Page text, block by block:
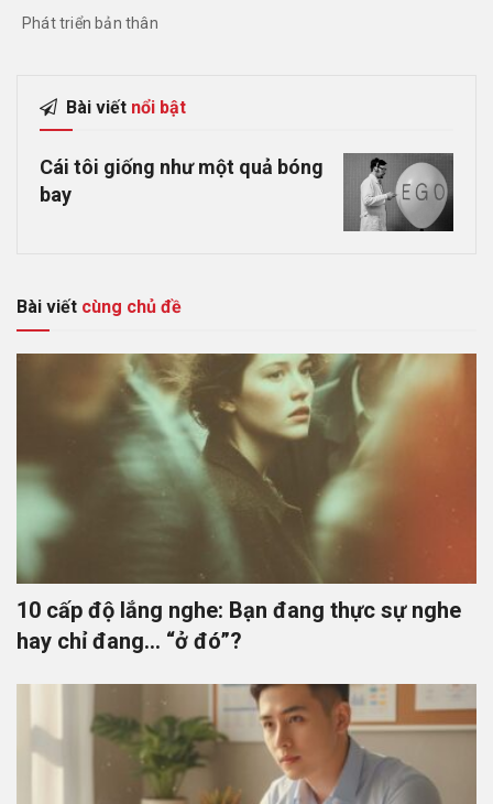
Phát triển bản thân
Bài viết nổi bật
Cái tôi giống như một quả bóng
bay
Bài viết cùng chủ đề
10 cấp độ lắng nghe: Bạn đang thực sự nghe
hay chỉ đang… “ở đó”?